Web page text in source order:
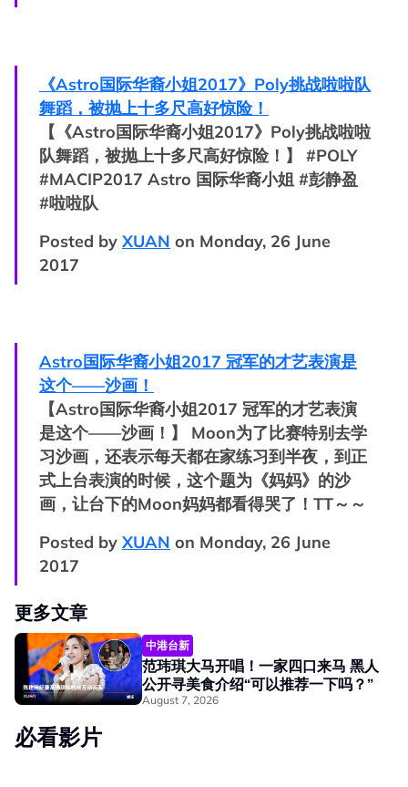
《Astro国际华裔小姐2017》Poly挑战啦啦队
舞蹈，被抛上十多尺高好惊险！
【《Astro国际华裔小姐2017》Poly挑战啦啦
队舞蹈，被抛上十多尺高好惊险！】 #POLY
#MACIP2017 Astro 国际华裔小姐 #彭静盈
#啦啦队
Posted by XUAN on Monday, 26 June
2017
Astro国际华裔小姐2017 冠军的才艺表演是
这个——沙画！
【Astro国际华裔小姐2017 冠军的才艺表演
是这个——沙画！】 Moon为了比赛特别去学
习沙画，还表示每天都在家练习到半夜，到正
式上台表演的时候，这个题为《妈妈》的沙
画，让台下的Moon妈妈都看得哭了！TT～～
Posted by XUAN on Monday, 26 June
2017
更多文章
中港台新
范玮琪大马开唱！一家四口来马 黑人
公开寻美食介绍“可以推荐一下吗？”
August 7, 2026
必看影片